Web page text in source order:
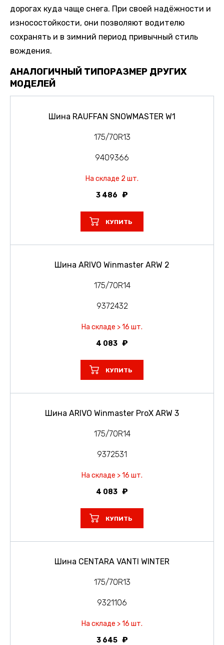
дорогах куда чаще снега. При своей надёжности и
износостойкости, они позволяют водителю
сохранять и в зимний период привычный стиль
вождения.
АНАЛОГИЧНЫЙ ТИПОРАЗМЕР ДРУГИХ
МОДЕЛЕЙ
Шина RAUFFAN SNOWMASTER W1
175/70R13
9409366
На складе 2 шт.
3 486
КУПИТЬ
Шина ARIVO Winmaster ARW 2
175/70R14
9372432
На складе > 16 шт.
4 083
КУПИТЬ
Шина ARIVO Winmaster ProX ARW 3
175/70R14
9372531
На складе > 16 шт.
4 083
КУПИТЬ
Шина CENTARA VANTI WINTER
175/70R13
9321106
На складе > 16 шт.
3 645